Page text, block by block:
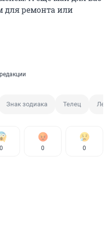
для ремонта или
Знак зодиака Телец Лев
0 0 0